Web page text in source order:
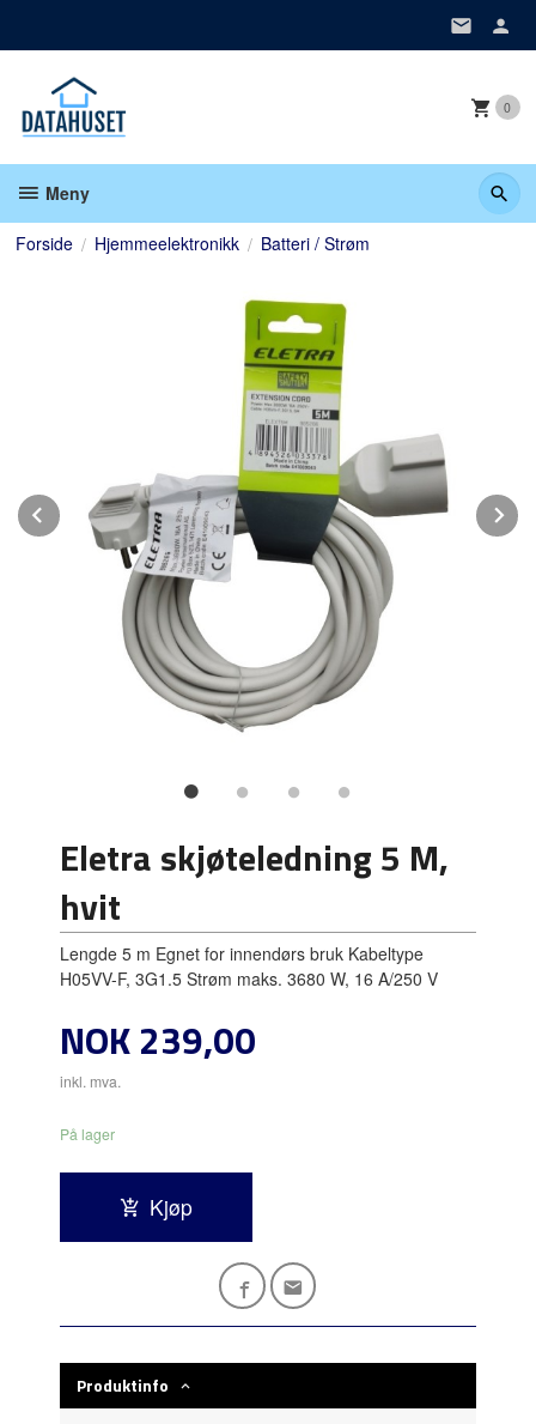
0
Meny
Forside Hjemmeelektronikk Batteri / Strøm
Prev
Eletra skjøteledning 5 M,
hvit
Lengde 5 m Egnet for innendørs bruk Kabeltype
H05VV-F, 3G1.5 Strøm maks. 3680 W, 16 A/250 V
Pris
NOK239,00
inkl. mva.
På lager
Kjøp
Produktinfo